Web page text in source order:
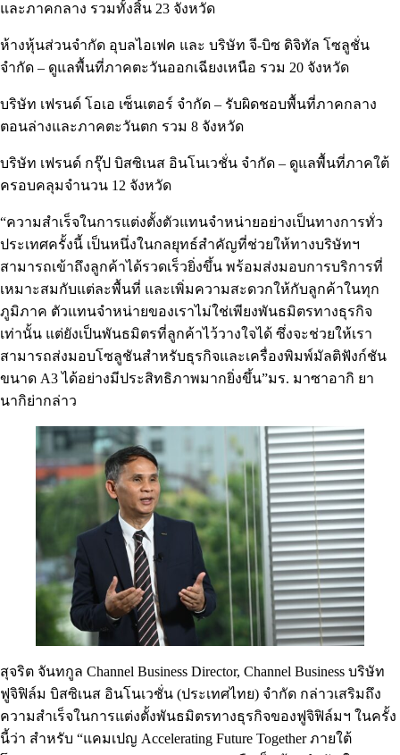
และภาคกลาง รวมทั้งสิ้น 23 จังหวัด
ห้างหุ้นส่วนจำกัด อุบลไอเฟค และ บริษัท จี-บิซ ดิจิทัล โซลูชั่น
จำกัด – ดูแลพื้นที่ภาคตะวันออกเฉียงเหนือ รวม 20 จังหวัด
บริษัท เฟรนด์ โอเอ เซ็นเตอร์ จำกัด – รับผิดชอบพื้นที่ภาคกลาง
ตอนล่างและภาคตะวันตก รวม 8 จังหวัด
บริษัท เฟรนด์ กรุ๊ป บิสซิเนส อินโนเวชั่น จำกัด – ดูแลพื้นที่ภาคใต้
ครอบคลุมจำนวน 12 จังหวัด
“ความสำเร็จในการแต่งตั้งตัวแทนจำหน่ายอย่างเป็นทางการทั่ว
ประเทศครั้งนี้ เป็นหนึ่งในกลยุทธ์สำคัญที่ช่วยให้ทางบริษัทฯ
สามารถเข้าถึงลูกค้าได้รวดเร็วยิ่งขึ้น พร้อมส่งมอบการบริการที่
เหมาะสมกับแต่ละพื้นที่ และเพิ่มความสะดวกให้กับลูกค้าในทุก
ภูมิภาค ตัวแทนจำหน่ายของเราไม่ใช่เพียงพันธมิตรทางธุรกิจ
เท่านั้น แต่ยังเป็นพันธมิตรที่ลูกค้าไว้วางใจได้ ซึ่งจะช่วยให้เรา
สามารถส่งมอบโซลูชันสำหรับธุรกิจและเครื่องพิมพ์มัลติฟังก์ชัน
ขนาด A3 ได้อย่างมีประสิทธิภาพมากยิ่งขึ้น”มร. มาซาอากิ ยา
นากิย่ากล่าว
สุจริต จันทกูล Channel Business Director, Channel Business บริษัท
ฟูจิฟิล์ม บิสซิเนส อินโนเวชั่น (ประเทศไทย) จำกัด กล่าวเสริมถึง
ความสำเร็จในการแต่งตั้งพันธมิตรทางธุรกิจของฟูจิฟิล์มฯ ในครั้ง
นี้ว่า สำหรับ “แคมเปญ Accelerating Future Together ภายใต้